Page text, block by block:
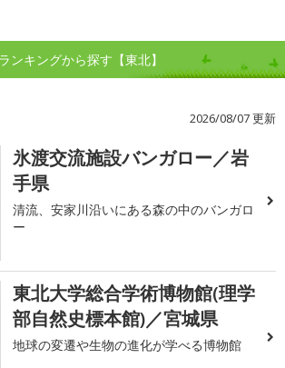
ンキングから探す【東北】
2026/08/07 更新
氷渡交流施設バンガロー／岩
手県
清流、安家川沿いにある森の中のバンガロ
ー
東北大学総合学術博物館(理学
部自然史標本館)／宮城県
地球の変遷や生物の進化が学べる博物館